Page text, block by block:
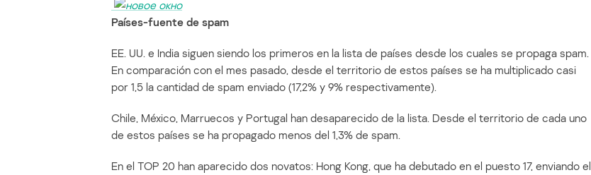
Países-fuente de spam
EE. UU. e India siguen siendo los primeros en la lista de países desde los cuales se propaga spam.
En comparación con el mes pasado, desde el territorio de estos países se ha multiplicado casi
por 1,5 la cantidad de spam enviado (17,2% y 9% respectivamente).
Chile, México, Marruecos y Portugal han desaparecido de la lista. Desde el territorio de cada uno
de estos países se ha propagado menos del 1,3% de spam.
En el TOP 20 han aparecido dos novatos: Hong Kong, que ha debutado en el puesto 17, enviando el